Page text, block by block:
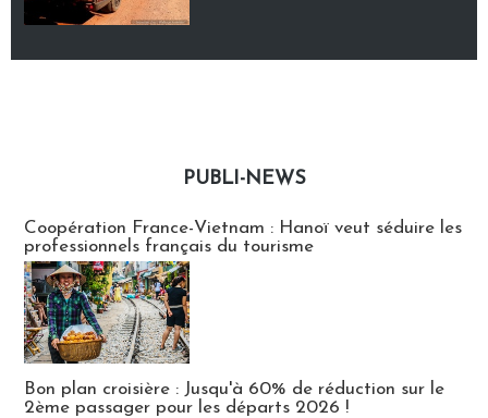
PUBLI-NEWS
Coopération France-Vietnam : Hanoï veut séduire les
professionnels français du tourisme
Bon plan croisière : Jusqu'à 60% de réduction sur le
2ème passager pour les départs 2026 !